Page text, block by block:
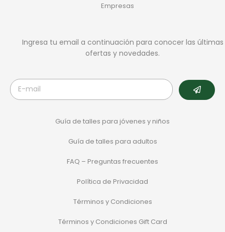
Empresas
Ingresa tu email a continuación para conocer las últimas
ofertas y novedades.
Guía de talles para jóvenes y niños
Guía de talles para adultos
FAQ – Preguntas frecuentes
Política de Privacidad
Términos y Condiciones
Términos y Condiciones Gift Card